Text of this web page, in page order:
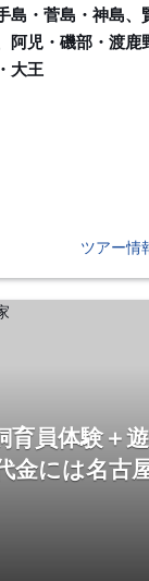
島・菅島・神島、
児・磯部・渡鹿
大王
ツアー情
員体験＋
には名古